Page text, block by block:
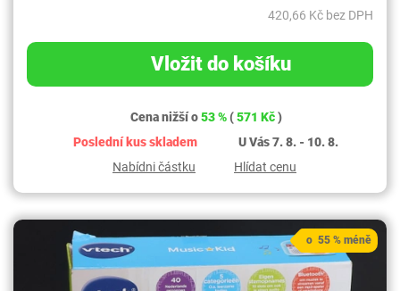
420,66 Kč bez DPH
Vložit do košíku
Cena nižší o53 %(571 Kč)
Poslední kus skladem
U Vás 7. 8. - 10. 8.
Nabídni částku
Hlídat cenu
o 55 % méně